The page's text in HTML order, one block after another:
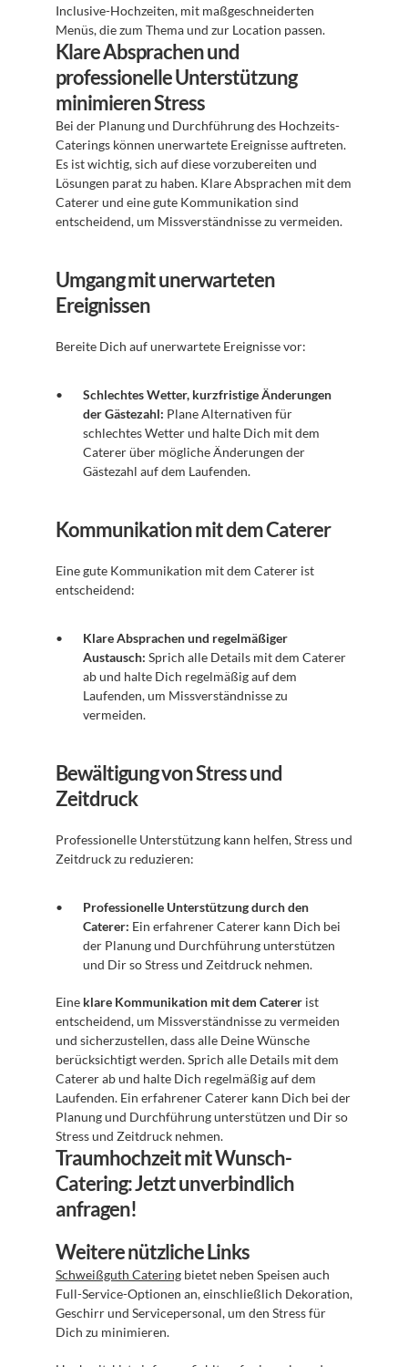
Inclusive-Hochzeiten, mit maßgeschneiderten
Menüs, die zum Thema und zur Location passen.
Klare Absprachen und
professionelle Unterstützung
minimieren Stress
Bei der Planung und Durchführung des Hochzeits-
Caterings können unerwartete Ereignisse auftreten.
Es ist wichtig, sich auf diese vorzubereiten und
Lösungen parat zu haben. Klare Absprachen mit dem
Caterer und eine gute Kommunikation sind
entscheidend, um Missverständnisse zu vermeiden.
Umgang mit unerwarteten
Ereignissen
Bereite Dich auf unerwartete Ereignisse vor:
Schlechtes Wetter, kurzfristige Änderungen
der Gästezahl: Plane Alternativen für
schlechtes Wetter und halte Dich mit dem
Caterer über mögliche Änderungen der
Gästezahl auf dem Laufenden.
Kommunikation mit dem Caterer
Eine gute Kommunikation mit dem Caterer ist
entscheidend:
Klare Absprachen und regelmäßiger
Austausch: Sprich alle Details mit dem Caterer
ab und halte Dich regelmäßig auf dem
Laufenden, um Missverständnisse zu
vermeiden.
Bewältigung von Stress und
Zeitdruck
Professionelle Unterstützung kann helfen, Stress und
Zeitdruck zu reduzieren:
Professionelle Unterstützung durch den
Caterer: Ein erfahrener Caterer kann Dich bei
der Planung und Durchführung unterstützen
und Dir so Stress und Zeitdruck nehmen.
Eine klare Kommunikation mit dem Caterer ist
entscheidend, um Missverständnisse zu vermeiden
und sicherzustellen, dass alle Deine Wünsche
berücksichtigt werden. Sprich alle Details mit dem
Caterer ab und halte Dich regelmäßig auf dem
Laufenden. Ein erfahrener Caterer kann Dich bei der
Planung und Durchführung unterstützen und Dir so
Stress und Zeitdruck nehmen.
Traumhochzeit mit Wunsch-
Catering: Jetzt unverbindlich
anfragen!
Weitere nützliche Links
Schweißguth Catering bietet neben Speisen auch
Full-Service-Optionen an, einschließlich Dekoration,
Geschirr und Servicepersonal, um den Stress für
Dich zu minimieren.